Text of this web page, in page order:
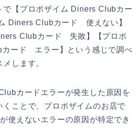
で【プロポザイム Diners Clubカー
Diners Clubカード 使えない】
Clubカード 失敗】【プロポ
ード エラー】という感じで調べ
します。
カードエラーが発生した原因を
くことで、プロポザイムのお店で
使えないエラーの原因が特定でき